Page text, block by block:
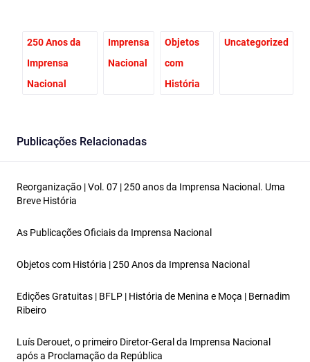
250 Anos da
Imprensa
Nacional
Imprensa
Nacional
Objetos
com
História
Uncategorized
Publicações Relacionadas
Reorganização | Vol. 07 | 250 anos da Imprensa Nacional. Uma
Breve História
As Publicações Oficiais da Imprensa Nacional
Objetos com História | 250 Anos da Imprensa Nacional
Edições Gratuitas | BFLP | História de Menina e Moça | Bernadim
Ribeiro
Luís Derouet, o primeiro Diretor-Geral da Imprensa Nacional
após a Proclamação da República